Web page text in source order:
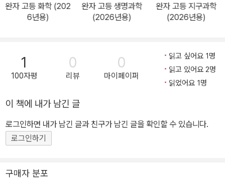
갑니다. - 2022개정 교육과정에 따른 모든 교과서를 완벽 분석하여
완자 고등 화학 (202
6년용)
완자 고등 생명과학
(2026년용)
완자 고등 지구과학
(2026년용)
1
100자평
0
리뷰
0
마이페이퍼
읽고 싶어요 1명
읽고 있어요 2명
읽었어요 1명
이 책에 내가 남긴 글
로그인하면 내가 남긴 글과 친구가 남긴 글을 확인할 수 있습니다.
로그인하기
구매자 분포